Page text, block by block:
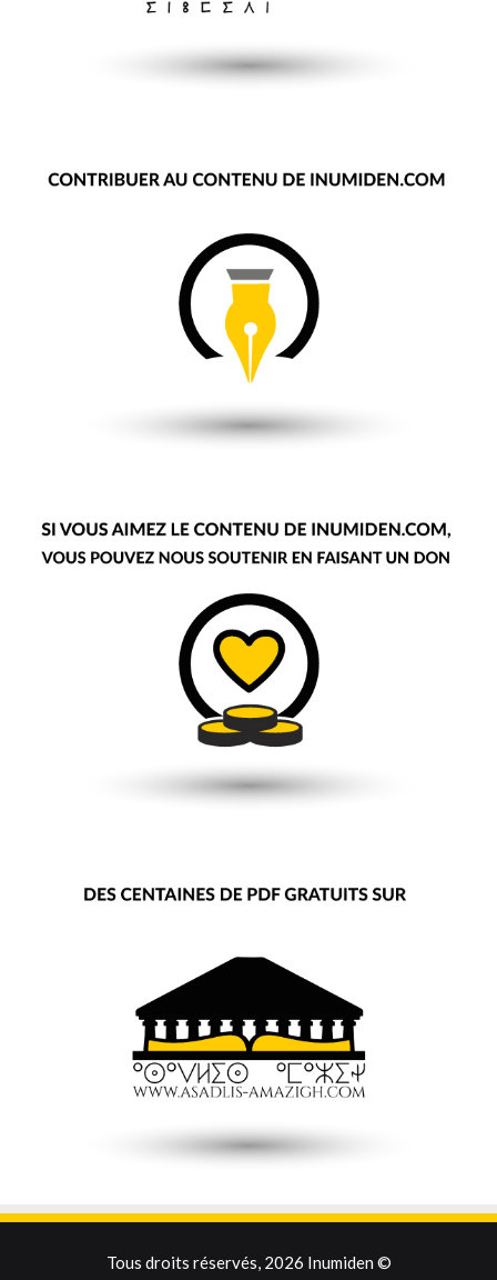
Tous droits réservés, 2026 Inumiden ©